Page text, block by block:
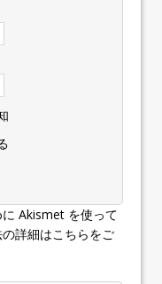
Akismet を使って
詳細はこちらをご